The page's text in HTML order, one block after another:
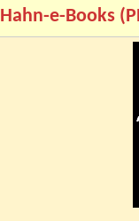
Hahn-e-Books